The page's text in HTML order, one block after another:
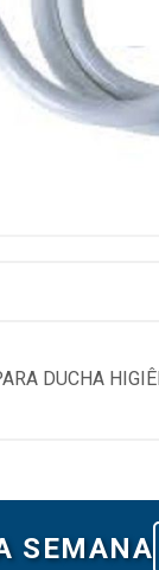
DUCHA
SEMANA